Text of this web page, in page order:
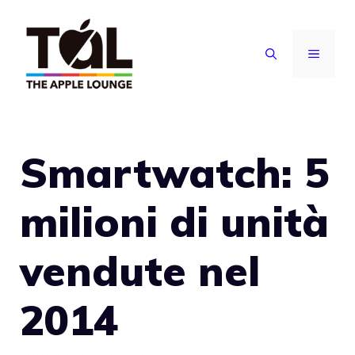
contenuto
MENU
Smartwatch: 5
milioni di unità
vendute nel
2014